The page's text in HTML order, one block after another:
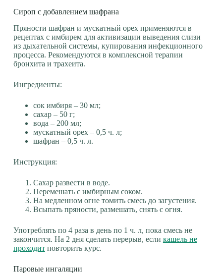
Сироп с добавлением шафрана
Пряности шафран и мускатный орех применяются в
рецептах с имбирем для активизации выведения слизи
из дыхательной системы, купирования инфекционного
процесса. Рекомендуются в комплексной терапии
бронхита и трахеита.
Ингредиенты:
сок имбиря – 30 мл;
сахар – 50 г;
вода – 200 мл;
мускатный орех – 0,5 ч. л;
шафран – 0,5 ч. л.
Инструкция:
Сахар развести в воде.
Перемешать с имбирным соком.
На медленном огне томить смесь до загустения.
Всыпать пряности, размешать, снять с огня.
Употреблять по 4 раза в день по 1 ч. л, пока смесь не
закончится. На 2 дня сделать перерыв, если кашель не
проходитповторить курс.
Паровые ингаляции